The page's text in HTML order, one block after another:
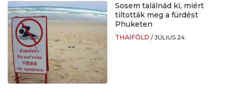
Sosem találnád ki, miért
tiltották meg a fürdést
Phuketen
THAIFÖLD /JÚLIUS 24.